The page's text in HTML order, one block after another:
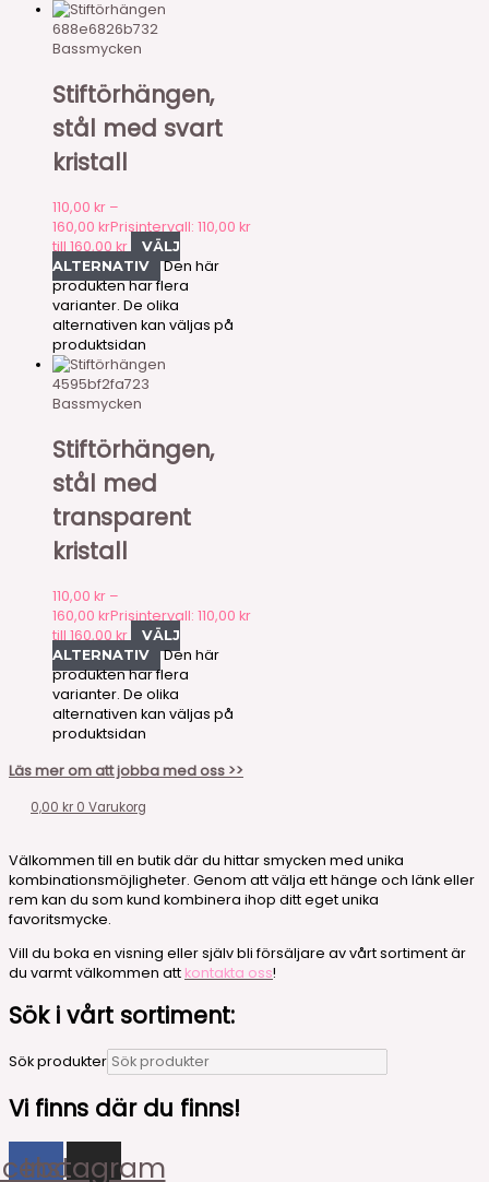
688e6826b732
Bassmycken
Stiftörhängen,
stål med svart
kristall
110,00 kr –
160,00 krPrisintervall: 110,00 kr
till 160,00 kr
VÄLJ
ALTERNATIV
Den här
produkten har flera
varianter. De olika
alternativen kan väljas på
produktsidan
4595bf2fa723
Bassmycken
Stiftörhängen,
stål med
transparent
kristall
110,00 kr –
160,00 krPrisintervall: 110,00 kr
till 160,00 kr
VÄLJ
ALTERNATIV
Den här
produkten har flera
varianter. De olika
alternativen kan väljas på
produktsidan
Läs mer om att jobba med oss >>
0,00 kr 0 Varukorg
Välkommen till en butik där du hittar smycken med unika
kombinationsmöjligheter. Genom att välja ett hänge och länk eller
rem kan du som kund kombinera ihop ditt eget unika
favoritsmycke.
Vill du boka en visning eller själv bli försäljare av vårt sortiment är
du varmt välkommen att kontakta oss!
Sök i vårt sortiment:
Sök produkter
Vi finns där du finns!
Instagram